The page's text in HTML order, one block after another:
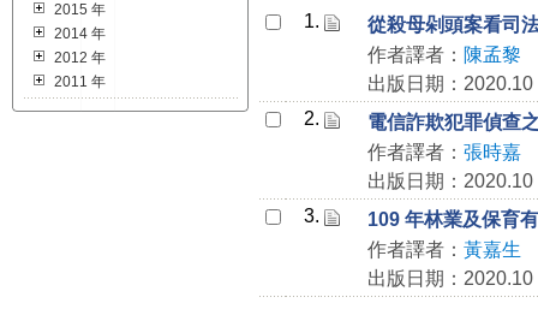
2015 年
2014 年
2012 年
2011 年
1.
從殺母剁頭案看司
作者譯者： 陳孟黎
出版日期：2020.10
2.
電信詐欺犯罪偵查
作者譯者： 張時嘉
出版日期：2020.10
3.
109 年林業及保育
作者譯者： 黃嘉生
出版日期：2020.10